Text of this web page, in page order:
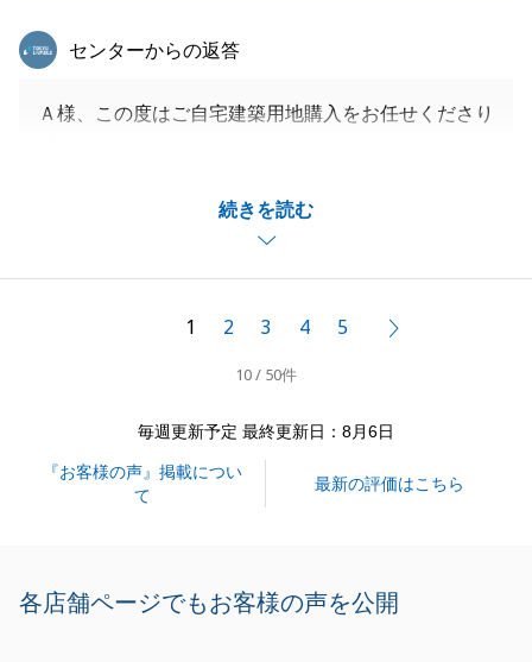
閉じる
続きを読む
東急リバブル
センターからの返答
Ａ様、この度はご自宅建築用地購入をお任せくださり
越える条件の土地は売りに出ていないと感じていま
全ては、Ａ様がお忙しい中お時間を取ってくださり、
やお困りごとなどございましたらいつでもお気軽にお
素敵なお家が経つことを楽しみにしております。
これからも、どうぞよろしくお願い申し上げます。
1 2 3 4 5
10 / 50件
毎週更新予定 最終更新日：8月6日
『お客様の声』掲載につい
て
最新の評価はこちら
各店舗ページでもお客様の声を公開